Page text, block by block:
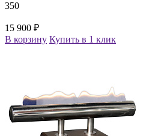
350
15 900 ₽
В корзину Купить в 1 клик